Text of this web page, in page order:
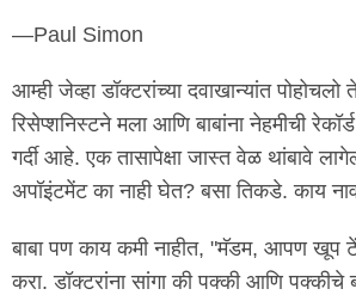
—Paul Simon
आम्ही जेव्हा डॉक्टरांच्या दवाखान्यांत पोहोचलो
रिसेप्शनिस्टने मला आणि बाबांना नेहमीची
गर्दी आहे. एक तासापेक्षा जास्त वेळ थांबावे
अपॉइंटमेंट का नाही घेत? बसा तिकडे. काय
बाबा पण काय कमी नाहीत, "मॅडम, आपण खूप
करा. डॉक्टरांना सांगा की पक्की आणि